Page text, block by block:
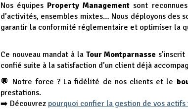
Nos équipes Property Management sont
d’activités, ensembles mixtes… Nous déployons des
garantir la conformité réglementaire et optimiser la
Ce nouveau mandat à la Tour Montparnasse
confié suite à la satisfaction d’un client déjà
💬 Notre force ? La fidélité de nos clients et le
prestations.
➡️ Découvrez pourquoi confier la gestion de vos